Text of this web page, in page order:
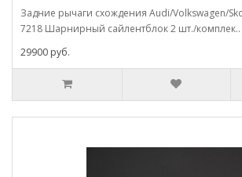
Задние рычаги схождения Audi/Volkswagen/
7218 Шарнирный сайлентблок 2 шт./комплек..
29900 руб.